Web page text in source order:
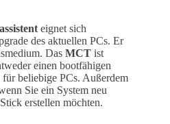
eignet sich
des aktuellen PCs. Er
Das MCT ist
einen bootfähigen
beliebige PCs. Außerdem
Sie ein System neu
erstellen möchten.